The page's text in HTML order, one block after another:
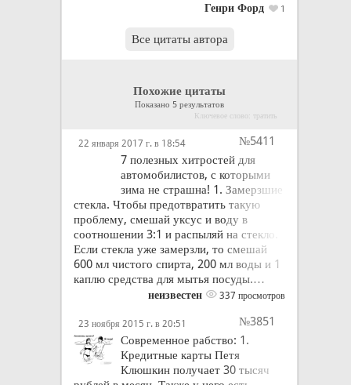
Генри Форд 1
Все цитаты автора
Похожие цитаты
Показано 5 результатов
Ключевое слово: тратить
22 января 2017 г. в 18:54
№5411
7 полезных хитростей для
автомобилистов, с которыми
зима не страшна! 1. Замерзшие
стекла. Чтобы предотвратить такую
проблему, смешай уксус и воду в
соотношении 3:1 и распыляй на стекло.
Если стекла уже замерзли, то смешай
600 мл чистого спирта, 200 мл воды и 1
каплю средства для мытья посуды.…
неизвестен 337 просмотров
23 ноября 2015 г. в 20:51
№3851
Современное рабство: 1.
Кредитные карты Петя
Клюшкин получает 30 тысяч